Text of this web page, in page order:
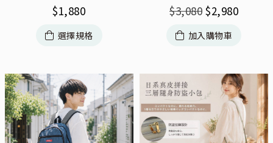
$1,880
選擇規格
$3,080 $2,980
加入購物車